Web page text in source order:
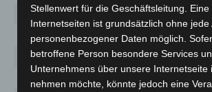
Barsinghausen24 1070
Burgdorf
12 1118
Burgwedel
5 560
Garbsen
75 3346
Stellenwert für die Geschäftsleitung.
Internetseiten ist grundsätzlich ohne jede
personenbezogener Daten möglich.
betroffene Person besondere Services
Unternehmens über unsere Internetseite
nehmen möchte, könnte jedoch eine